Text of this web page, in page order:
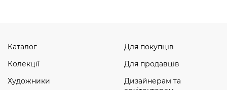
Каталог
Колекції
Художники
Для покупців
Для продавців
Дизайнерам та